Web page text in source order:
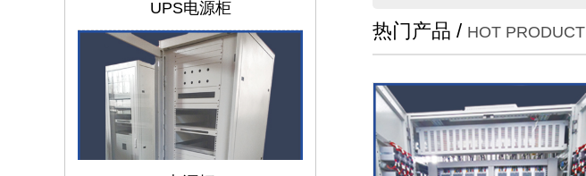
电源柜
热门产品 / HOT PRODUCT